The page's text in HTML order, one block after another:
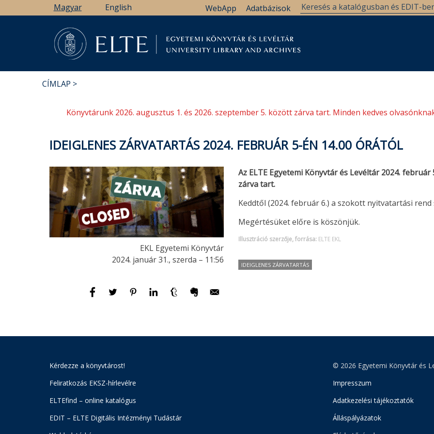
a
Magyar English Adatbázisok
WebApp
CÍMLAP
Könyvtárunk 2026. augusztus 1. és 2026. szeptember 5. között zárva tart. Minden kedves
IDEIGLENES ZÁRVATARTÁS 2024. FEBRUÁR 5-ÉN 14.00 ÓRÁTÓL
EKL Egyetemi Könyvtár
2024. január 31., szerda – 11:56
Az ELTE Egyetemi Könyvtár és Levéltár2024. február
zárva tart.
Keddtől (2024. február 6.) a szokott nyitvatartási
Megértésüket előre is köszönjük.
Illusztráció szerzője, forrása: ELTE EKL
IDEIGLENES ZÁRVATARTÁS
Kérdezze a könyvtárost!
Feliratkozás EKSZ-hírlevélre
ELTEfind – online katalógus
EDIT – ELTE Digitális Intézményi Tudástár
© 2026 Egyetemi Könyvtár és
Impresszum
Adatkezelési tájékoztatók
Álláspályázatok